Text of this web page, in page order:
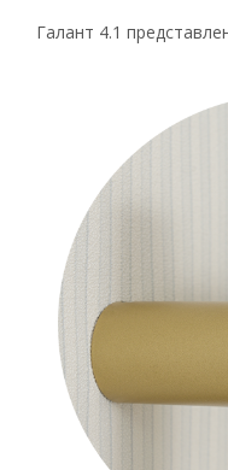
Галант 4.1